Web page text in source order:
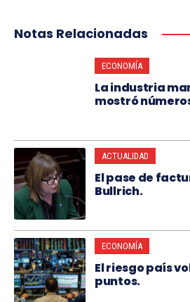
Notas Relacionadas
ECONOMÍA
La industria
mostró
ACTUALIDAD
El pase de
Bullrich.
ECONOMÍA
El riesgo país
puntos.